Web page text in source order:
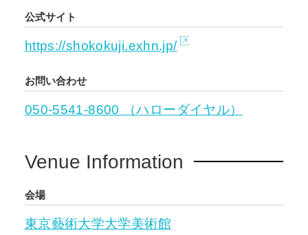
公式サイト
https://shokokuji.exhn.jp/
お問い合わせ
050-5541-8600 （ハローダイヤル）
Venue Information
会場
東京藝術大学大学美術館